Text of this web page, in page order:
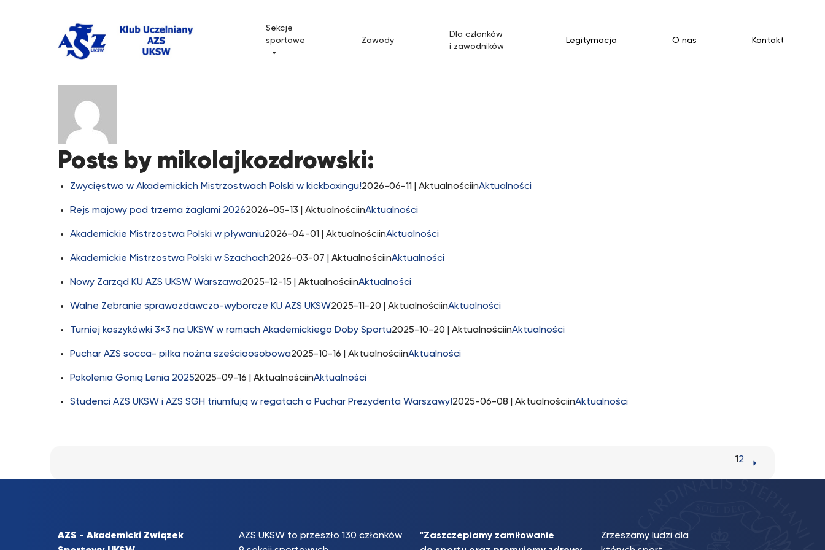
Sekcje
sportowe
Zawody
Dla członków
i zawodników
Legitymacja O nas Kontakt
Posts by mikolajkozdrowski:
Zwycięstwo w Akademickich Mistrzostwach Polski w kickboxingu!2026-06-11 | AktualnościinAktualności
Rejs majowy pod trzema żaglami 20262026-05-13 | AktualnościinAktualności
Akademickie Mistrzostwa Polski w pływaniu2026-04-01 | AktualnościinAktualności
Akademickie Mistrzostwa Polski w Szachach2026-03-07 | AktualnościinAktualności
Nowy Zarząd KU AZS UKSW Warszawa2025-12-15 | AktualnościinAktualności
Walne Zebranie sprawozdawczo-wyborcze KU AZS UKSW2025-11-20 | AktualnościinAktualności
Turniej koszykówki 3×3 na UKSW w ramach Akademickiego Doby Sportu2025-10-20 | AktualnościinAktualności
Puchar AZS socca- piłka nożna sześcioosobowa2025-10-16 | AktualnościinAktualności
Pokolenia Gonią Lenia 20252025-09-16 | AktualnościinAktualności
Studenci AZS UKSW i AZS SGH triumfują w regatach o Puchar Prezydenta Warszawy!2025-06-08 | AktualnościinAktualności
12
AZS - Akademicki Związek
AZS UKSW to przeszło 130 członków
"Zaszczepiamy zamiłowanie
Zrzeszamy ludzi dla